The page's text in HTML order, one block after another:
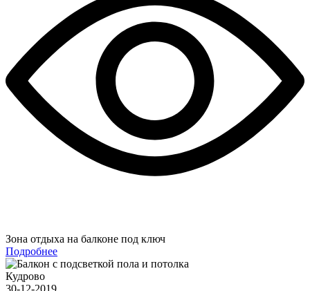
Зона отдыха на балконе под ключ
Подробнее
Кудрово
30-12-2019